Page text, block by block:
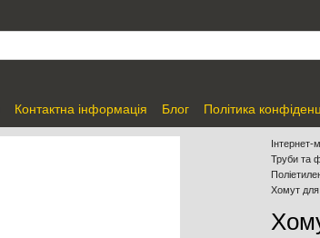
Контактна інформація Блог
Політика
Інтернет-
Труби та
Хомут для